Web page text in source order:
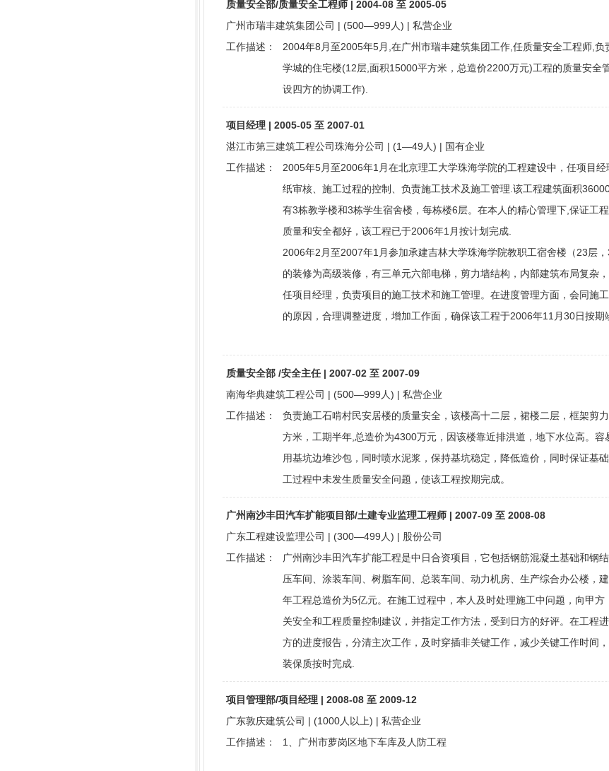
质量安全部/质量安全工程师 | 2004-08 至 2005-05
广州市瑞丰建筑集团公司 | (500—999人) | 私营企业
工作描述：
2004年8月至2005年5月,在广州市瑞丰建筑集团工作,任质量安全工程师,负
学城的住宅楼(12层,面积15000平方米，总造价2200万元)工程的质量安全
设四方的协调工作).
项目经理 | 2005-05 至 2007-01
湛江市第三建筑工程公司珠海分公司 | (1—49人) | 国有企业
工作描述：
2005年5月至2006年1月在北京理工大学珠海学院的工程建设中，任项目
纸审核、施工过程的控制、负责施工技术及施工管理.该工程建筑面积
有3栋教学楼和3栋学生宿舍楼，每栋楼6层。在本人的精心管理下,保证工
质量和安全都好，该工程已于2006年1月按计划完成.
2006年2月至2007年1月参加承建吉林大学珠海学院教职工宿舍楼（23层
的装修为高级装修，有三单元六部电梯，剪力墙结构，内部建筑布局复杂
任项目经理，负责项目的施工技术和施工管理。在进度管理方面，会同施
的原因，合理调整进度，增加工作面，确保该工程于2006年11月30日按期
质量安全部 /安全主任 | 2007-02 至 2007-09
南海华典建筑工程公司 | (500—999人) | 私营企业
工作描述：
负责施工石啃村民安居楼的质量安全，该楼高十二层，裙楼二层，框架剪
方米，工期半年,总造价为4300万元，因该楼靠近排洪道，地下水位高。容
用基坑边堆沙包，同时喷水泥浆，保持基坑稳定，降低造价，同时保证基
工过程中未发生质量安全问题，使该工程按期完成。
广州南沙丰田汽车扩能项目部/土建专业监理工程师 | 2007-09 至 2008-08
广东工程建设监理公司 | (300—499人) | 股份公司
工作描述：
广州南沙丰田汽车扩能工程是中日合资项目，它包括钢筋混凝土基础和钢
压车间、涂装车间、树脂车间、总装车间、动力机房、生产综合办公楼，
年工程总造价为5亿元。在施工过程中，本人及时处理施工中问题，向甲方
关安全和工程质量控制建议，并指定工作方法，受到日方的好评。在工程
方的进度报告，分清主次工作，及时穿插非关键工作，减少关键工作时间
装保质按时完成.
项目管理部/项目经理 | 2008-08 至 2009-12
广东敦庆建筑公司 | (1000人以上) | 私营企业
工作描述：
1、广州市萝岗区地下车库及人防工程